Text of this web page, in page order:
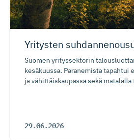
Yritysten
Suomen yrityssektorin
kesäkuussa. Paranemista tapahtui
ja vähittäiskaupassa sekä
29.06.2026